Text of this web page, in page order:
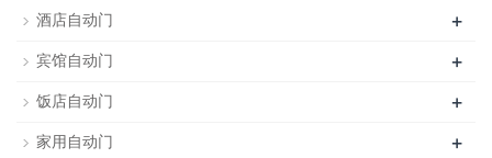
酒店自动门
+
宾馆自动门 +
饭店自动门 +
家用自动门 +